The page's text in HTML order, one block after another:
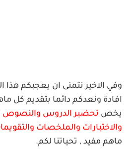
وفي الاخير نتمنى ان يعجبكم هذا
افادة ونعدكم دائما بتقديم كل
يخص تحضير الدروس والنصوص
والاختبارات والملخصات
ماهم مفيد , تحياتنا لكم.